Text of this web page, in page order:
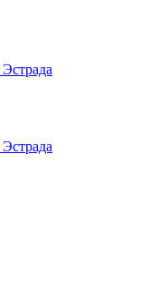
Эстрада
Эстрада